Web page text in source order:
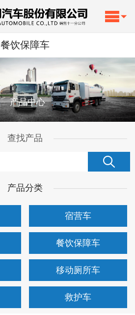
餐饮保障车
产品中心
查找产品
产品分类
宿营车
餐饮保障车
移动厕所车
救护车